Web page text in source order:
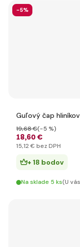
-5%
Guľový čap
18,60 €
19,68 €(-5 %)
15,12 € bez DPH
+ 18 bodov
Na sklade 5 ks(U